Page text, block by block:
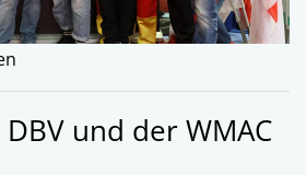
DBVund derWMAC